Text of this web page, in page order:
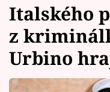
Témata
Celebrity
Italského
z
Urbino